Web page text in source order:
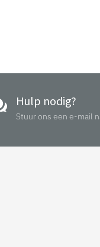
Hulp nodig?
Stuur ons een e-mail